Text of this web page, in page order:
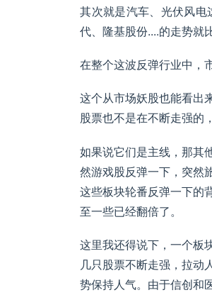
其次就是汽车、光伏风
代、隆基股份....的走势就
在整个这波反弹行业中，
这个从市场妖股也能看出
股票也不是在不断走强的
如果说它们是主线，那其
然游戏股反弹一下，突然
这些板块轮番反弹一下的
至一些已经翻倍了。
这里我还得说下，一个板
几只股票不断走强，拉动
势保持人气。由于信创和